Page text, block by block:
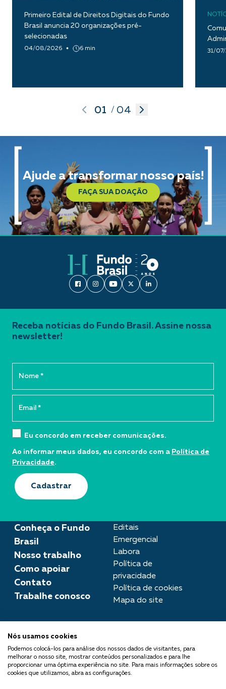
Primeiro Edital de Direitos Digitais do Fundo
Brasil anuncia 20 organizações pré-
selecionadas
04/08/2026 6 min 31/
01 / 04
Ajude a transformar nosso país!
FAÇA SUA DOAÇÃO
Conheça o Fundo
Brasil
Nosso trabalho
Como apoiar
Contato
Trabalhe conosco
Editais
Emergencial
Labora
Política de
privacidade
Política de cookies
Mapa do site
imprensa@fundobrasil.org.br
O Fundo Brasil integra a Rede
Comuá - Filantropia que
Receba notícias do Fundo Brasil. Assine nossa
newsletter!
Eu concordo em receber comunicações.
Ao informar meus dados, eu concordo com a Política de
Privacidade.
Cadastrar
Nós usamos cookies
Podemos colocá-los para análise dos nossos dados de visitantes, para
melhorar o nosso site, mostrar conteúdos personalizados e para lhe
proporcionar uma óptima experiência no site. Para mais informações sobre os
cookies que utilizamos, abra as configurações.